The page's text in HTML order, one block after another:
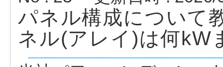
パネル構成について
ネル(アレイ)は何kW